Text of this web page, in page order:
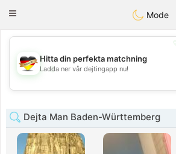
Deutsch Dating
Toggle
Mode
💖
💕
Hitta din perfekta matchning
Ladda ner vår dejtingapp nu!
Dejta Man Baden-Württemberg